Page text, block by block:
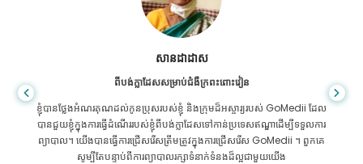
សានដាដាស
ពីបង់ក្លាដែសសម្រាប់ជំងឺក្រពះពោះវៀន
ខ្ញុំបានថ្លែងអំណរគុណដល់កូនប្រុសរបស់ខ្ញុំ និងក្រុមដ៏អស្ចារ្យរបស់ GoMedii ដែល
បានជួយខ្ញុំក្នុងការធ្វើដំណើររបស់ខ្ញុំពីបង់ក្លាដែសទៅកាន់ប្រទេសឥណ្ឌាដើម្បីទទួលការ
ព្យាបាល។ យើងបានធ្វើការជ្រើសរើសត្រឹមត្រូវក្នុងការជ្រើសរើស GoMedii ។ ពួកគេ
សូម្បីតែបន្ទាប់ពីការព្យាបាលរក្សាទំនាក់ទំនងដ៏ល្អជាមួយយើង